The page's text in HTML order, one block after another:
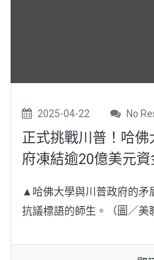
2025-04-22 No
正式挑戰川普！哈
府凍結逾20億美元資
▲哈佛大學與川普政府的矛
抗議標語的師生。（圖／美